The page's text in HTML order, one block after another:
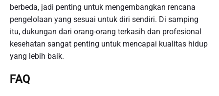
berbeda, jadi penting untuk mengembangkan rencana
pengelolaan yang sesuai untuk diri sendiri. Di samping
itu, dukungan dari orang-orang terkasih dan profesional
kesehatan sangat penting untuk mencapai kualitas hidup
yang lebih baik.
FAQ